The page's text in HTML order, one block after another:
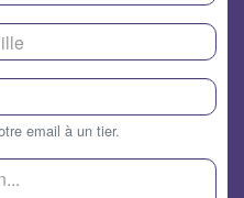
email à un tier.